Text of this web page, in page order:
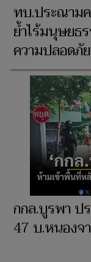
ทบ.ประณาม
ย้ำไร้มนุษยธ
ความปลอดภัย
กกล.บูรพา ป
47 บ.หนองจ